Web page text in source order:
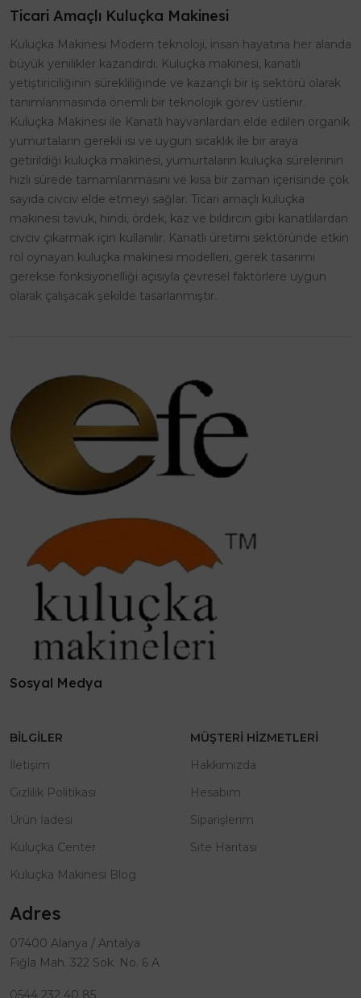
Ticari Amaçlı Kuluçka Makinesi
Kuluçka Makinesi Modern teknoloji, insan hayatına her alanda
büyük yenilikler kazandırdı. Kuluçka makinesi, kanatlı
yetiştiriciliğinin sürekliliğinde ve kazançlı bir iş sektörü olarak
tanımlanmasında önemli bir teknolojik görev üstlenir.
Kuluçka Makinesi ile Kanatlı hayvanlardan elde edilen organik
yumurtaların gerekli ısı ve uygun sıcaklık ile bir araya
getirildiği kuluçka makinesi, yumurtaların kuluçka sürelerinin
hızlı sürede tamamlanmasını ve kısa bir zaman içerisinde çok
sayıda civciv elde etmeyi sağlar. Ticari amaçlı kuluçka
makinesi tavuk, hindi, ördek, kaz ve bıldırcın gibi kanatlılardan
civciv çıkarmak için kullanılır. Kanatlı üretimi sektöründe etkin
rol oynayan kuluçka makinesi modelleri, gerek tasarımı
gerekse fonksiyonelliği açısıyla çevresel faktörlere uygun
olarak çalışacak şekilde tasarlanmıştır.
Sosyal Medya
BILGILER
İletişim
Gizlilik Politikası
Ürün İadesi
Kuluçka Center
Kuluçka Makinesi Blog
MÜŞTERI HIZMETLERI
Hakkımızda
Hesabım
Siparişlerim
Site Haritası
Adres
07400 Alanya / Antalya
Fığla Mah. 322 Sok. No. 6 A